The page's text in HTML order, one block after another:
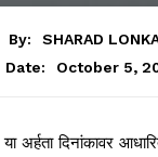
By:
SHARAD
Date:
October 5,
अर्हता दिनांकावर